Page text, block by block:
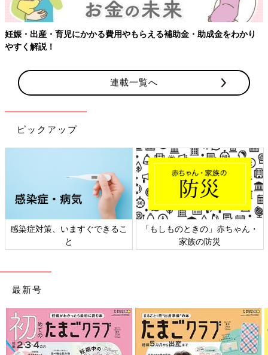
妊娠・出産・育児にかかる費用やもらえる補助金・助成金をわかり
やすく解説！
連載一覧へ
ピックアップ
感染症対策、いますぐできるこ
と
「もしものときの」赤ちゃん・
家族の防災
最新号